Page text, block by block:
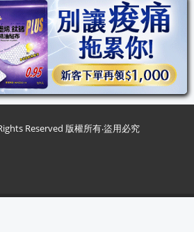
Reserved 版權所有‧盜用必究